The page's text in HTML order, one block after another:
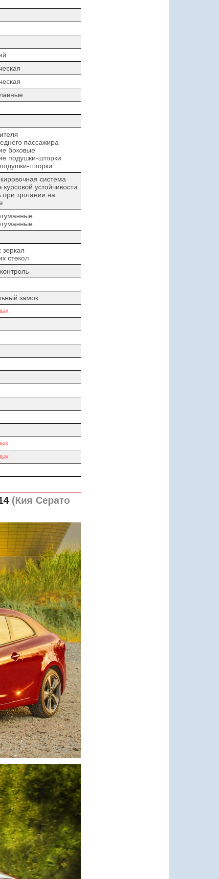
пассажира
боковые
подушки-шторки
шторки
система
устойчивости
трогании на
зеркал
стекол
замок
(Кия Серато